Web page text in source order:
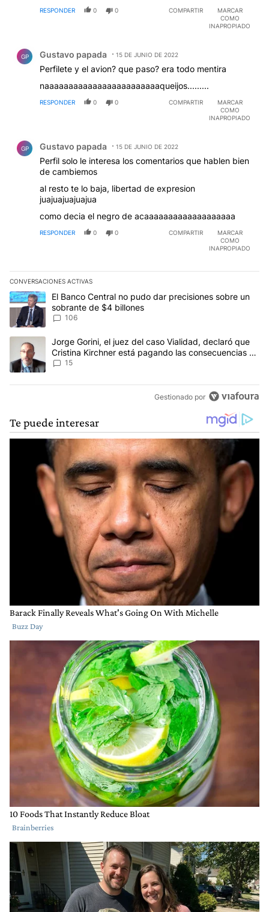
RESPONDER 0 0 COMPARTIR
MARCAR
COMO
INAPROPIADO
GP Gustavo papada 15 DE JUNIO DE 2022
Perfilete y el avion? que paso? era todo mentira
naaaaaaaaaaaaaaaaaaaaaaaaqueijos.........
RESPONDER 0 0 COMPARTIR
MARCAR
COMO
INAPROPIADO
GP Gustavo papada 15 DE JUNIO DE 2022
Perfil solo le interesa los comentarios que hablen bien
de cambiemos
al resto te lo baja, libertad de expresion
juajuajuajuajua
como decia el negro de acaaaaaaaaaaaaaaaaaaa
RESPONDER 0 0 COMPARTIR
MARCAR
COMO
INAPROPIADO
CONVERSACIONES ACTIVAS
Este listado muestra los artículos con más comentarios en los
Un artículo de tendencia con el título "El Banco Central no pudo
El Banco Central no pudo dar precisiones sobre un
sobrante de $4 billones
106
Un artículo de tendencia con el título "Jorge Gorini, el juez del
Jorge Gorini, el juez del caso Vialidad, declaró que
Cristina Kirchner está pagando las consecuencias de
cometer "un delito comprobado"
15
Gestionado por